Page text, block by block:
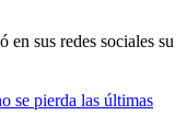
sus redes sociales su
se pierda las últimas